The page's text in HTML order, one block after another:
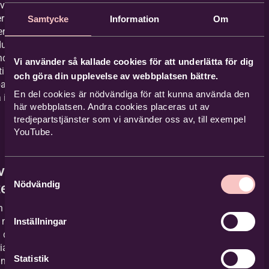
Samtycke Information Om
Vi använder så kallade cookies för att underlätta för dig
och göra din upplevelse av webbplatsen bättre.
En del cookies är nödvändiga för att kunna använda den
här webbplatsen. Andra cookies placeras ut av
tredjepartstjänster som vi använder oss av, till exempel
YouTube.
Samtyckesval
Nödvändig
Inställningar
Statistik
i
och
kan
din
Nu är
att
igång!
kan du
den
av
för